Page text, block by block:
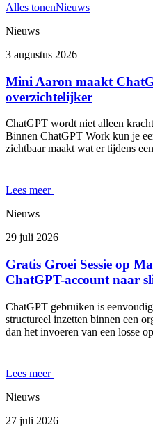
Alles tonenNieuws
Nieuws
3 augustus 2026
Mini Aaron maakt
overzichtelijker
ChatGPT wordt niet alleen
Binnen ChatGPT Work kun je
zichtbaar maakt wat er tijdens
Lees meer
Nieuws
29 juli 2026
Gratis Groei Sessie op
ChatGPT-account naar
ChatGPT gebruiken is
structureel inzetten binnen een
dan het invoeren van een losse
Lees meer
Nieuws
27 juli 2026